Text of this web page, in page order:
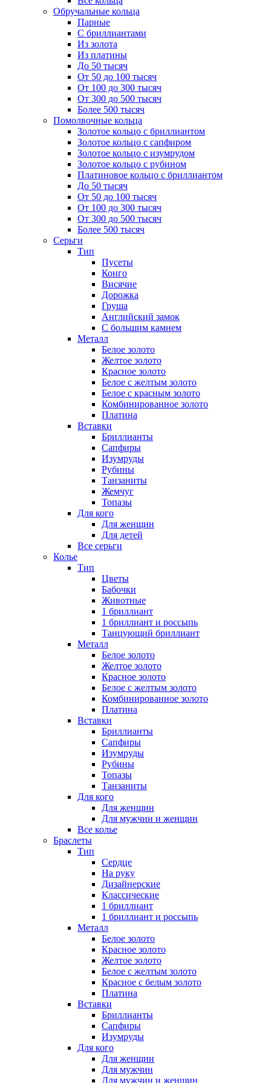
Обручальные кольца
Парные
С бриллиантами
Из золота
Из платины
До 50 тысяч
От 50 до 100 тысяч
От 100 до 300 тысяч
От 300 до 500 тысяч
Более 500 тысяч
Помолвочные кольца
Золотое кольцо с бриллиантом
Золотое кольцо с сапфиром
Золотое кольцо с изумрудом
Золотое кольцо с рубином
Платиновое кольцо с бриллиантом
До 50 тысяч
От 50 до 100 тысяч
От 100 до 300 тысяч
От 300 до 500 тысяч
Более 500 тысяч
Серьги
Тип
Пусеты
Конго
Висячие
Дорожка
Груша
Английский замок
С большим камнем
Металл
Белое золото
Желтое золото
Красное золото
Белое с желтым золото
Белое с красным золото
Комбинированное золото
Платина
Вставки
Бриллианты
Сапфиры
Изумруды
Рубины
Танзаниты
Жемчуг
Топазы
Для кого
Для женщин
Для детей
Все серьги
Колье
Тип
Цветы
Бабочки
Животные
1 бриллиант
1 бриллиант и россыпь
Танцующий бриллиант
Металл
Белое золото
Желтое золото
Красное золото
Белое с желтым золото
Комбинированное золото
Платина
Вставки
Бриллианты
Сапфиры
Изумруды
Рубины
Топазы
Танзаниты
Для кого
Для женщин
Для мужчин и женщин
Все колье
Браслеты
Тип
Сердце
На руку
Дизайнерские
Классические
1 бриллиант
1 бриллиант и россыпь
Металл
Белое золото
Красное золото
Желтое золото
Белое с желтым золото
Красное с белым золото
Платина
Вставки
Бриллианты
Сапфиры
Изумруды
Для кого
Для женщин
Для мужчин
Для мужчин и женщин